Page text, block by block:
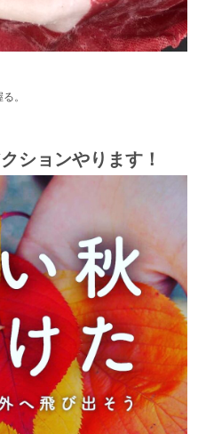
。
ションやります！